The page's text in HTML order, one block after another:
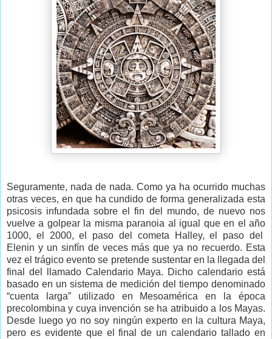
Seguramente, nada de nada. Como ya ha ocurrido muchas
otras veces, en que ha cundido de forma generalizada esta
psicosis infundada sobre el fin del mundo, de nuevo nos
vuelve a golpear la misma paranoia al igual que en el año
1000, el 2000, el paso del cometa Halley, el paso del
Elenin y un sinfín de veces más que ya no recuerdo. Esta
vez el trágico evento se pretende sustentar en la llegada del
final del llamado Calendario Maya. Dicho calendario está
basado en un sistema de medición del tiempo denominado
“cuenta larga” utilizado en Mesoamérica en la época
precolombina y cuya invención se ha atribuido a los Mayas.
Desde luego yo no soy ningún experto en la cultura Maya,
pero es evidente que el final de un calendario tallado en